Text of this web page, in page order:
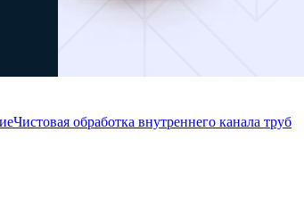
Чистовая обработка внутреннего канала труб